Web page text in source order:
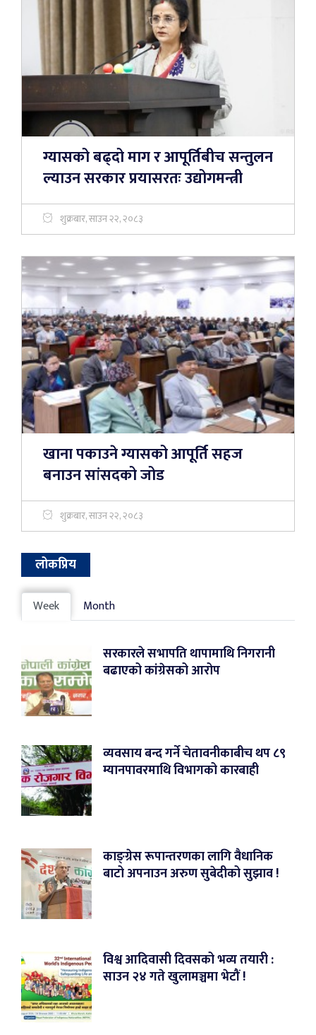
ग्यासको बढ्दो माग र आपूर्तिबीच सन्तुलन
ल्याउन सरकार प्रयासरतः उद्योगमन्त्री
शुक्रबार, साउन २२, २०८३
खाना पकाउने ग्यासको आपूर्ति सहज
बनाउन सांसदको जोड
शुक्रबार, साउन २२, २०८३
लोकप्रिय
Week Month
सरकारले सभापति थापामाथि निगरानी
बढाएको कांग्रेसको आरोप
व्यवसाय बन्द गर्ने चेतावनीकाबीच थप ८९
म्यानपावरमाथि विभागको कारबाही
काङ्ग्रेस रूपान्तरणका लागि वैधानिक
बाटो अपनाउन अरुण सुबेदीको सुझाव !
विश्व आदिवासी दिवसको भव्य तयारी :
साउन २४ गते खुलामञ्चमा भेटौं !